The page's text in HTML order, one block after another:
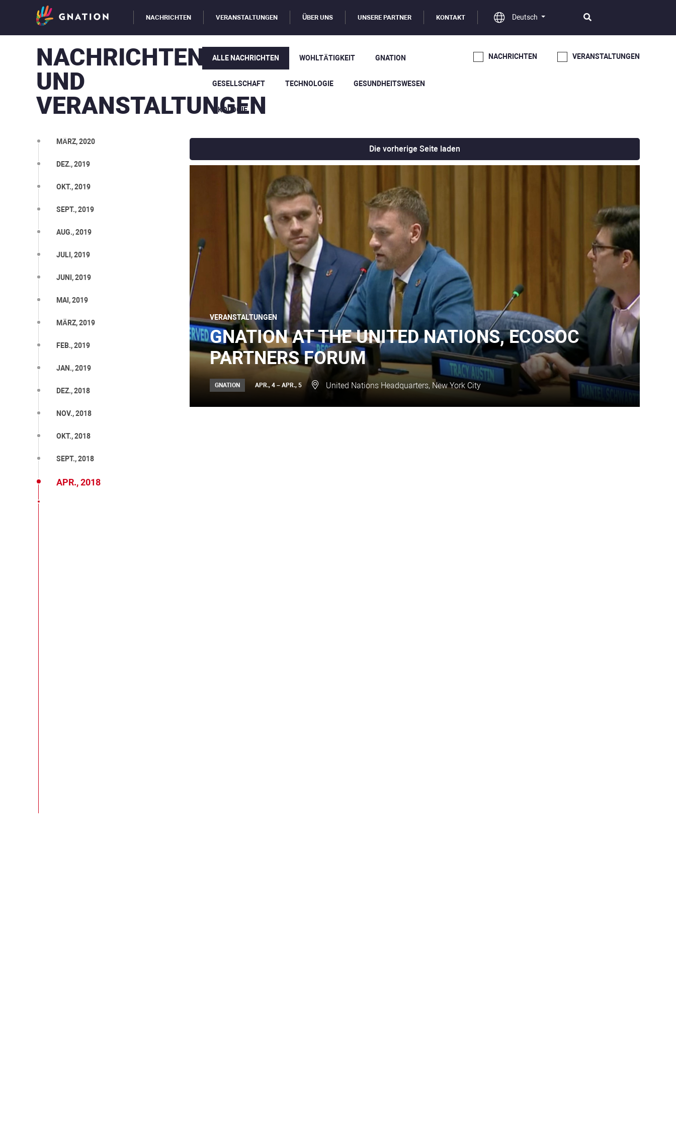
NACHRICHTEN VERANSTALTUNGEN ÜBER UNS UNSERE PARTNER KONTAKT Deutsch
NACHRICHTEN
UND
VERANSTALTUNGEN
ALLE NACHRICHTEN WOHLTÄTIGKEIT GNATION
GESELLSCHAFT TECHNOLOGIE GESUNDHEITSWESEN
ÖKOLOGIE
NACHRICHTEN VERANSTALTUNGEN
MÄRZ, 2020
DEZ., 2019
OKT., 2019
SEPT., 2019
AUG., 2019
JULI, 2019
JUNI, 2019
MAI, 2019
MÄRZ, 2019
FEB., 2019
JAN., 2019
DEZ., 2018
NOV., 2018
OKT., 2018
SEPT., 2018
APR., 2018
Die vorherige Seite laden
VERANSTALTUNGEN
GNATION AT THE UNITED NATIONS, ECOSOC
PARTNERS FORUM
GNATION APR., 4 – APR., 5 United Nations Headquarters, New York City